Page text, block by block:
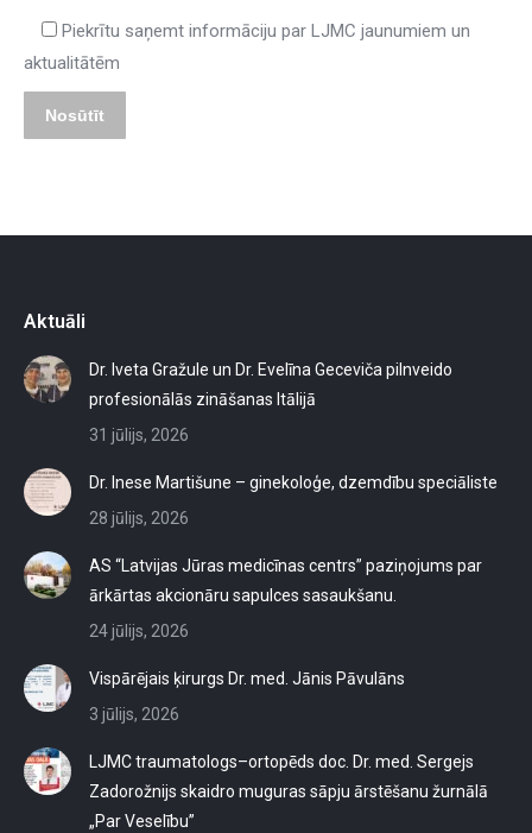
Piekrītu saņemt informāciju par LJMC jaunumiem un
aktualitātēm
Aktuāli
Dr. Iveta Gražule un Dr. Evelīna Geceviča pilnveido
profesionālās zināšanas Itālijā
31 jūlijs, 2026
Dr. Inese Martišune – ginekoloģe, dzemdību speciāliste
28 jūlijs, 2026
AS “Latvijas Jūras medicīnas centrs” paziņojums par
ārkārtas akcionāru sapulces sasaukšanu.
24 jūlijs, 2026
Vispārējais ķirurgs Dr. med. Jānis Pāvulāns
3 jūlijs, 2026
LJMC traumatologs–ortopēds doc. Dr. med. Sergejs
Zadorožnijs skaidro muguras sāpju ārstēšanu žurnālā
„Par Veselību”